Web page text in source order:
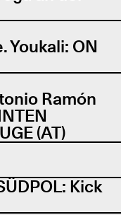
Youkali: ON
Ramón
(AT)
Kick